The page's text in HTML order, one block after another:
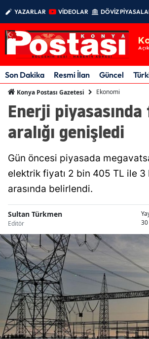
YAZARLAR VİDEOLAR DÖVİZ
Açık
Son Dakika Resmi İlan Güncel
Konya Postası Gazetesi Ekonomi
Enerji
aralığı genişledi
Gün öncesi piyasada
elektrik fiyatı 2 bin 405 TL ile 3
arasında belirlendi.
Sultan Türkmen
Editör